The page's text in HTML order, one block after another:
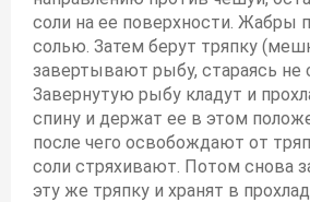
соли на ее поверхности. Жабры
солью. Затем берут тряпку
завертывают рыбу, стараясь не
Завернутую рыбу кладут и
спину и держат ее в этом
после чего освобождают от
соли стряхивают. Потом снова
эту же тряпку и хранят в